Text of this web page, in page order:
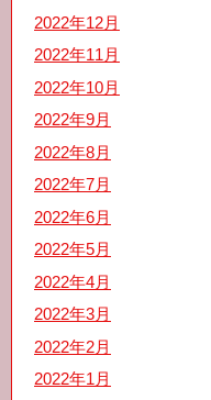
2022年12月
2022年11月
2022年10月
2022年9月
2022年8月
2022年7月
2022年6月
2022年5月
2022年4月
2022年3月
2022年2月
2022年1月